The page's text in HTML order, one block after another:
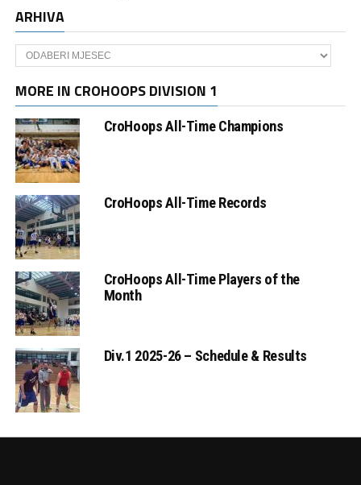
ARHIVA
Arhiva
MORE IN CROHOOPS DIVISION 1
CroHoops All-Time Champions
CroHoops All-Time Records
CroHoops All-Time Players of the
Month
Div.1 2025-26 – Schedule & Results